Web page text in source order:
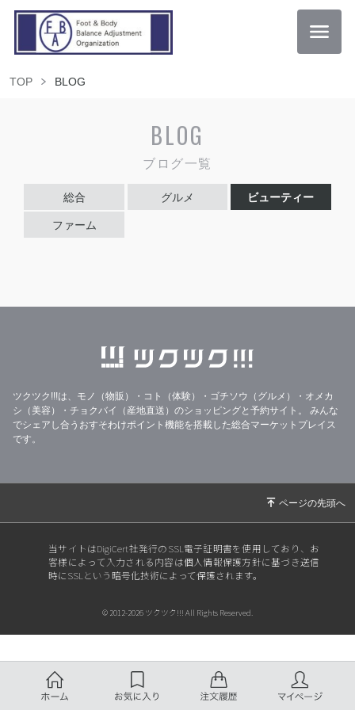
TOP BLOG
BLOG
ブログ一覧
総合 グルメ ビューティー
ファーム
ツクツク!!!は、モノ（物販）・コト（体験）・ゴチソウ（グルメ）・オメカ
シ（美容）・チョクバイ（産地直送）のショッピングと予約サイト。
みんな
でシェアし合うおすそわけポイント機能を搭載した総合マーケットプレイス
です。
当サイトはDigiCert社発行のSSL電子証明書を使用しており、お
客様によって入力される内容は個人情報保護方針に基づき送信
時にSSLという暗号化技術によって保護されます。
© 2012-2026 ツクツク!!! All Rights Reserved.